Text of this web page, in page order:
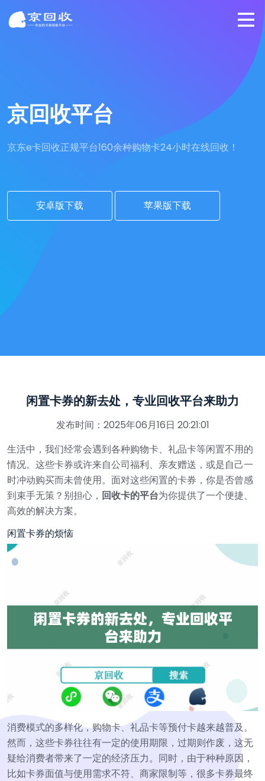
京回收平台
京东e卡回收正规平台160余种购物卡24小时在线回收！
安卓版下载 苹果版下载
闲置卡券的新去处，专业回收平台来助力
发布时间：2025年06月16日 20:21:01
生活中，我们经常会遇到各种购物卡、礼品卡等闲置不用的
情况。这些卡券或许来自公司福利、亲友赠送，或是自己一
时冲动购买而未曾使用。面对这些闲置的卡券，你是否曾感
到束手无策？别担心， 回收卡的平台为你提供了一个便捷、
高效的解决方案。
闲置卡券的烦恼
消费模式的多样化，购物卡、礼品卡等预付卡越来越普及。
然而，这些卡券往往有一定的使用期限，过期则作废，这无
疑给消费者带来了一定的经济压力。同时，由于种种原因，
比如卡券面值与使用需求不符、商家限制等，很多卡券最终